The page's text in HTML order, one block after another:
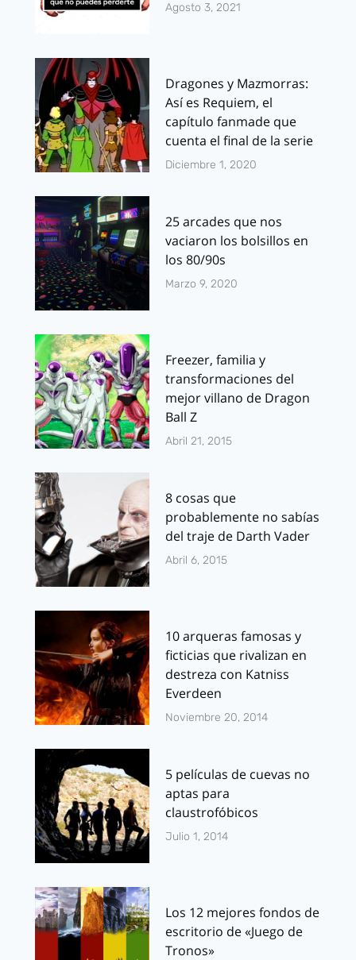
Agosto 3, 2021
Dragones y Mazmorras:
Así es Requiem, el
capítulo fanmade que
cuenta el final de la serie
Diciembre 1, 2020
25 arcades que nos
vaciaron los bolsillos en
los 80/90s
Marzo 9, 2020
Freezer, familia y
transformaciones del
mejor villano de Dragon
Ball Z
Abril 21, 2015
8 cosas que
probablemente no sabías
del traje de Darth Vader
Abril 6, 2015
10 arqueras famosas y
ficticias que rivalizan en
destreza con Katniss
Everdeen
Noviembre 20, 2014
5 películas de cuevas no
aptas para
claustrofóbicos
Julio 1, 2014
Los 12 mejores fondos de
escritorio de «Juego de
Tronos»